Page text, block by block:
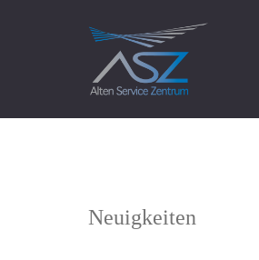
Neuigkeiten